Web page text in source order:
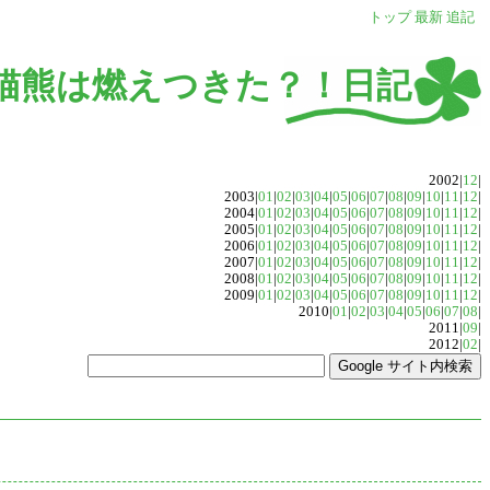
トップ 最新 追記
熊は燃えつきた？！日記
2002|12|
2003|01|02|03|04|05|06|07|08|09|10|11|12|
2004|01|02|03|04|05|06|07|08|09|10|11|12|
2005|01|02|03|04|05|06|07|08|09|10|11|12|
2006|01|02|03|04|05|06|07|08|09|10|11|12|
2007|01|02|03|04|05|06|07|08|09|10|11|12|
2008|01|02|03|04|05|06|07|08|09|10|11|12|
2009|01|02|03|04|05|06|07|08|09|10|11|12|
2010|01|02|03|04|05|06|07|08|
2011|09|
2012|02|